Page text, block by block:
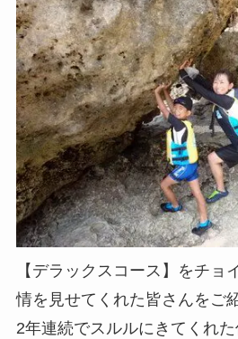
【デラックスコース】をチョ
情を見せてくれた皆さんをご
2年連続でスルルにきてくれ